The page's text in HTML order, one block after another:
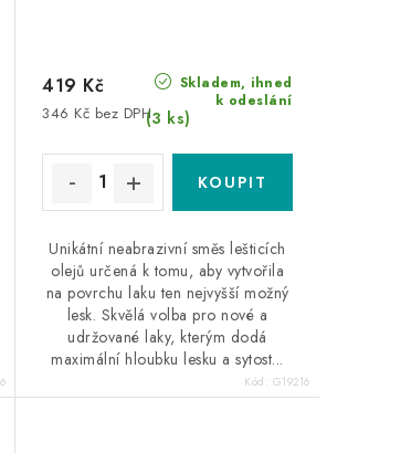
Skladem, ihned
k odeslání
(3 ks)
346 Kč bez DPH
419 Kč
Unikátní neabrazivní směs lešticích
olejů určená k tomu, aby vytvořila
na povrchu laku ten nejvyšší možný
lesk. Skvělá volba pro nové a
udržované laky, kterým dodá
maximální hloubku lesku a sytost...
Kód: G19216